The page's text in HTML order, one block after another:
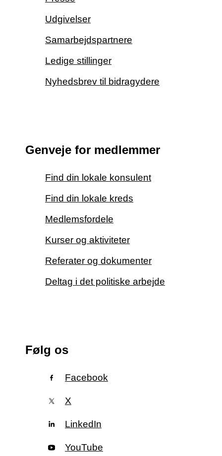
Udgivelser
Samarbejdspartnere
Ledige stillinger
Nyhedsbrev til bidragydere
Genveje for medlemmer
Find din lokale konsulent
Find din lokale kreds
Medlemsfordele
Kurser og aktiviteter
Referater og dokumenter
Deltag i det politiske arbejde
Følg os
Facebook
X
LinkedIn
YouTube